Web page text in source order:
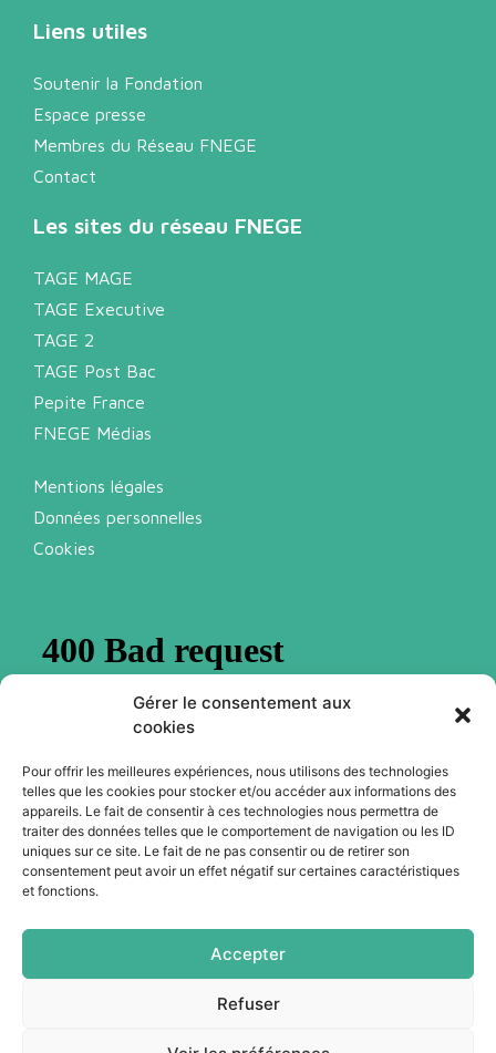
Gérer le consentement aux
cookies
Pour offrir les meilleures expériences, nous utilisons des technologies
telles que les cookies pour stocker et/ou accéder aux informations des
appareils. Le fait de consentir à ces technologies nous permettra de
traiter des données telles que le comportement de navigation ou les ID
uniques sur ce site. Le fait de ne pas consentir ou de retirer son
consentement peut avoir un effet négatif sur certaines caractéristiques
et fonctions.
Accepter
Refuser
Liens utiles
Soutenir la Fondation
Espace presse
Membres du Réseau FNEGE
Contact
Les sites du réseau FNEGE
TAGE MAGE
TAGE Executive
TAGE 2
TAGE Post Bac
Pepite France
FNEGE Médias
Mentions légales
Données personnelles
Cookies
Abonnez-vous à notre newsletter
Je m'abonne